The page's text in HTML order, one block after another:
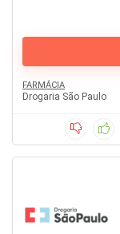
FARMÁCIA
Drogaria São Paulo